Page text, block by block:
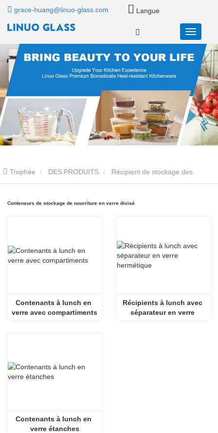
grace-huang@linuo-glass.com Langue
Trophée DES PRODUITS Récipient de stockage des
Conteneurs de stockage de nourriture en verre divisé
Contenants à lunch en
verre avec compartiments
Récipients à lunch avec
séparateur en verre
Contenants à lunch en
verre étanches